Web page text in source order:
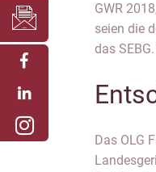
GWR
seien die
das
Das OLG
besonders
bisher